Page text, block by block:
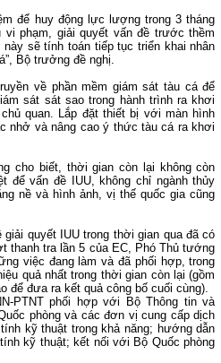
để huy động lực lượng trong 3 tháng
phạm, giải quyết vấn đề trước thềm
sẽ tính toán tiếp tục triển khai nhân
Bộ trưởng đề nghị.
về phần mềm giám sát tàu cá để
sát sát sao trong hành trình ra khơi
quan. Lắp đặt thiết bị với màn hình
nhở và nâng cao ý thức tàu cá ra khơi
cho biết, thời gian còn lại không còn
để vấn đề IUU, không chỉ ngành thủy
nề và hình ảnh, vị thế quốc gia cũng
quyết IUU trong thời gian qua đã có
thanh tra lần 5 của EC, Phó Thủ tướng
việc đang làm và đã phối hợp, trong
quả nhất trong thời gian còn lại (gồm
để đưa ra kết quả công bố cuối cùng).
PTNT phối hợp với Bộ Thông tin và
phòng và các đơn vị cung cấp dịch
kỹ thuật trong khả năng; hướng dẫn
kỹ thuật; kết nối với Bộ Quốc phòng